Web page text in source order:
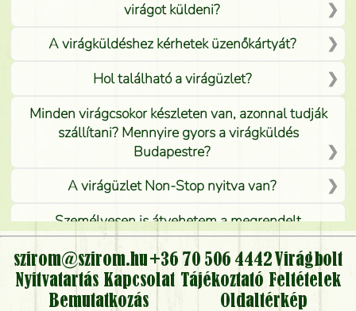
virágot küldeni?
A virágküldéshez kérhetek üzenőkártyát?
Hol található a virágüzlet?
Minden virágcsokor készleten van, azonnal tudják
szállítani? Mennyire gyors a virágküldés
Budapestre?
A virágüzlet Non-Stop nyitva van?
Személyesen is átvehetem a megrendelt
virágcsokrot, vagy csak virágküldéssel, kiszállítással
kérhető?
Vidékre is lehet rendelni?
szirom@szirom.hu +36 70 506 4442 Virágbolt
Nyitvatartás Kapcsolat Tájékoztató Feltételek
Bemutatkozás
Oldaltérkép